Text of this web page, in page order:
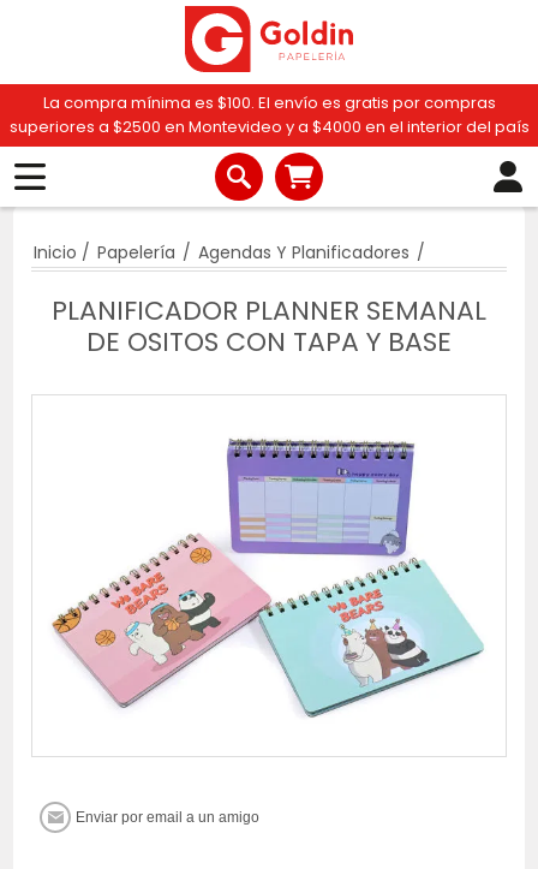
La compra mínima es $100. El envío es gratis por compras
superiores a $2500 en Montevideo y a $4000 en el interior del país
Inicio / Papelería / Agendas Y Planificadores /
PLANIFICADOR PLANNER SEMANAL
DE OSITOS CON TAPA Y BASE